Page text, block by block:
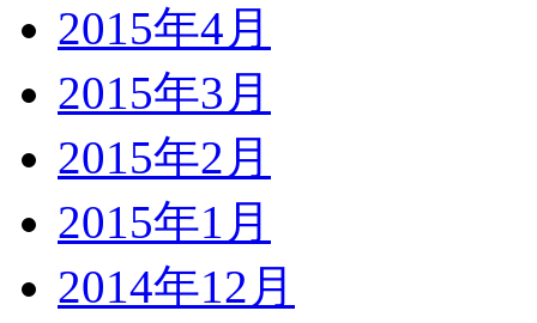
2015年4月
2015年3月
2015年2月
2015年1月
2014年12月